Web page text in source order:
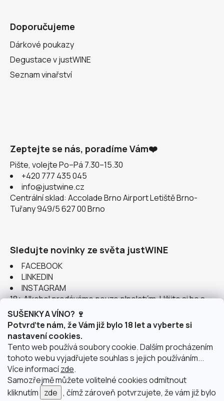
SUŠENKY A VÍNO? 🍷
Potvrďte nám, že Vám již bylo 18 let a vyberte si
nastavení cookies.
Tento web používá soubory cookie. Dalším procházením
tohoto webu vyjadřujete souhlas s jejich používáním...
Více informacízde.
Samozřejmě můžete volitelné cookies odmítnout
kliknutím zde , čímž zároveň potvrzujete, že vám již bylo
Doporučujeme
Dárkové poukazy
Degustace v justWINE
Seznam vinařství
Zeptejte se nás, poradíme Vám❤️
Pište, volejte Po–Pá 7.30–15.30
+420 777 435 045
info@justwine.cz
Centrální sklad: Accolade Brno Airport Letiště Brno-
Tuřany 949/5 627 00 Brno
Sledujte novinky ze světa justWINE
FACEBOOK
LINKEDIN
INSTAGRAM
18+ Alkohol prodáváme pouze plnoletým. Užijte si ho s
rozumem.
Instagram